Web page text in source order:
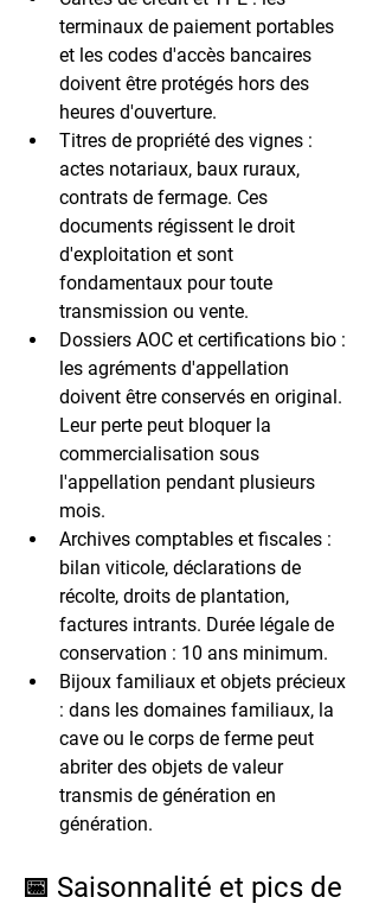
terminaux de paiement portables
et les codes d'accès bancaires
doivent être protégés hors des
heures d'ouverture.
Titres de propriété des vignes :
actes notariaux, baux ruraux,
contrats de fermage. Ces
documents régissent le droit
d'exploitation et sont
fondamentaux pour toute
transmission ou vente.
Dossiers AOC et certifications bio :
les agréments d'appellation
doivent être conservés en original.
Leur perte peut bloquer la
commercialisation sous
l'appellation pendant plusieurs
mois.
Archives comptables et fiscales :
bilan viticole, déclarations de
récolte, droits de plantation,
factures intrants. Durée légale de
conservation : 10 ans minimum.
Bijoux familiaux et objets précieux
: dans les domaines familiaux, la
cave ou le corps de ferme peut
abriter des objets de valeur
transmis de génération en
génération.
📅 Saisonnalité et pics de